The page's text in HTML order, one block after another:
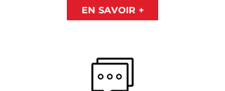
EN SAVOIR +